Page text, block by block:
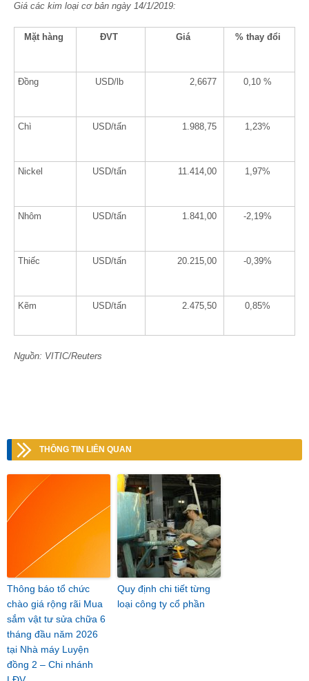
Giá các kim loại cơ bản ngày 14/1/2019:
Mặt hàng ĐVT Giá % thay đổi
Đồng USD/lb 2,6677 0,10 %
Chì USD/tấn 1.988,75 1,23%
Nickel USD/tấn 11.414,00 1,97%
Nhôm USD/tấn 1.841,00 -2,19%
Thiếc USD/tấn 20.215,00 -0,39%
Kẽm USD/tấn 2.475,50 0,85%
Nguồn: VITIC/Reuters
THÔNG TIN LIÊN QUAN
Thông báo tổ chức
chào giá rộng rãi Mua
sắm vật tư sửa chữa 6
tháng đầu năm 2026
tại Nhà máy Luyện
đồng 2 – Chi nhánh
Quy định chi tiết từng
loại công ty cổ phần